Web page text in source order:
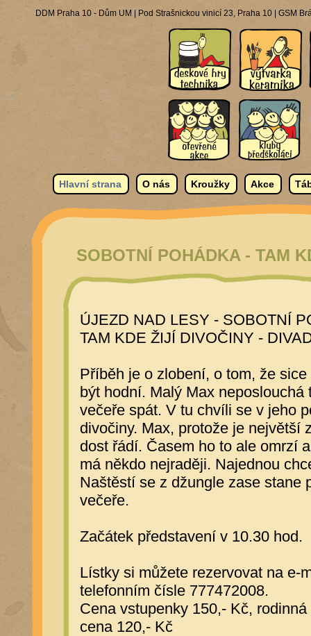
DDM Praha 10 - Dům UM | Pod Strašnickou vinicí 23, Praha 10 | GSM
Hlavní strana O nás Kroužky Akce
SOBOTNÍ POHÁDKA - TAM
ÚJEZD NAD LESY - SOBOTNÍ
TAM KDE ŽIJÍ DIVOČINY -
Příběh je o zlobení, o tom, že
být hodní. Malý Max
večeře spát. V tu chvíli se v jeho
divočiny. Max, protože je největší
dost řádí. Časem ho to ale omrzí
má někdo nejraději. Najednou
Naštěstí se z džungle zase stane
večeře.
Začátek představení v 10.30 hod.
Lístky si můžete rezervovat na e-
telefonním čísle 777472008.
Cena vstupenky 150,- Kč,
cena 120,- Kč